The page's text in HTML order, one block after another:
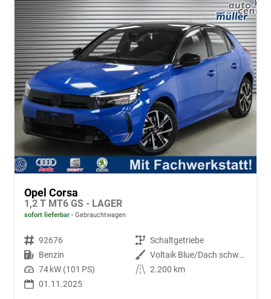
Opel Corsa
1,2 T MT6 GS - LAGER
sofort lieferbar Gebrauchtwagen
Fahrzeugnr. 92676 Getriebe Schaltgetriebe
Kraftstoff Benzin Außenfarbe
Voltaik Blue/Dach schwarz Metallic ()
Leistung 74 kW (101 PS) Kilometerstand 2.200 km
01.11.2025